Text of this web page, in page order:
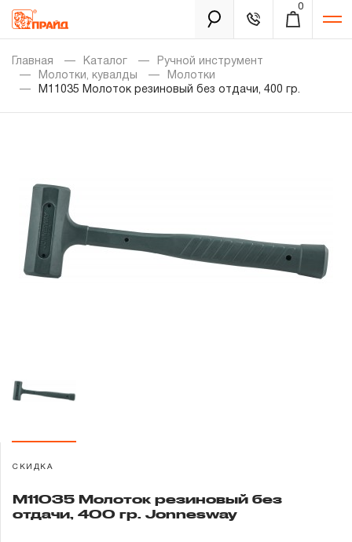
0
Каталог
Золотая лихорадка
Распродажа
Уцененный товар
О нас
Гарантия и сервис
Контакты
Забыли пароль?
Главная Каталог
Ручной инструмент
Молотки, кувалды
Молотки
M11035 Молоток резиновый без отдачи, 400 гр.
СКИДКА
M11035 Молоток резиновый без
отдачи, 400 гр. Jonnesway